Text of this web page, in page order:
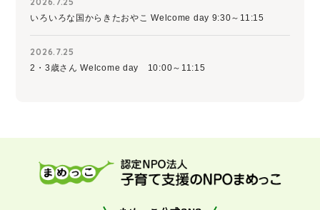
いろいろな国からきたおやこ Welcome day 9:30～11:15
2026.7.25
2・3歳さん Welcome day 10:00～11:15